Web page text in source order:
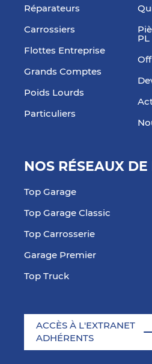
Réparateurs
Carrossiers
Flottes Entreprise
Grands Comptes
Poids Lourds
Particuliers
PL
NOS RÉSEAUX
Top Garage
Top Garage Classic
Top Carrosserie
Garage Premier
Top Truck
ACCÈS À L'EXTRANET
ADHÉRENTS